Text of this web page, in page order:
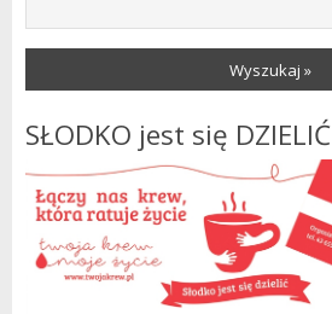
Wyszukaj »
SŁODKO jest się DZIELIĆ